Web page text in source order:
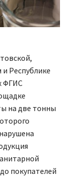
и Республике
ФГИС
на две тонны
покупателей